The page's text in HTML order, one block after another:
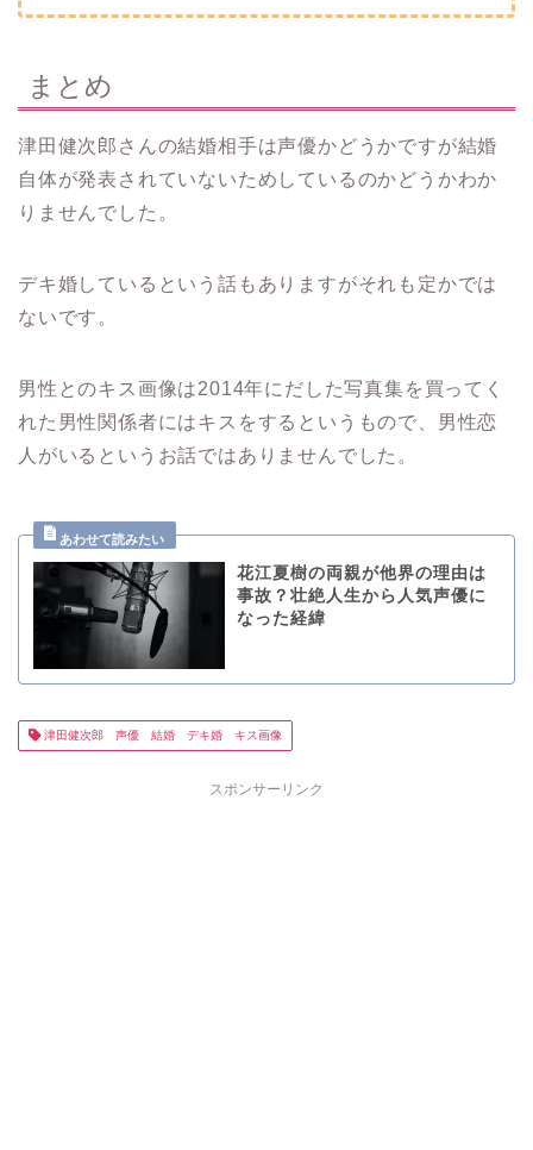
まとめ
津田健次郎さんの結婚相手は声優かどうかですが結婚
自体が発表されていないためしているのかどうかわか
りませんでした。
デキ婚しているという話もありますがそれも定かでは
ないです。
男性とのキス画像は2014年にだした写真集を買ってく
れた男性関係者にはキスをするというもので、男性恋
人がいるというお話ではありませんでした。
花江夏樹の両親が他界の理由は
事故？壮絶人生から人気声優に
なった経緯
津田健次郎 声優 結婚 デキ婚 キス画像
スポンサーリンク